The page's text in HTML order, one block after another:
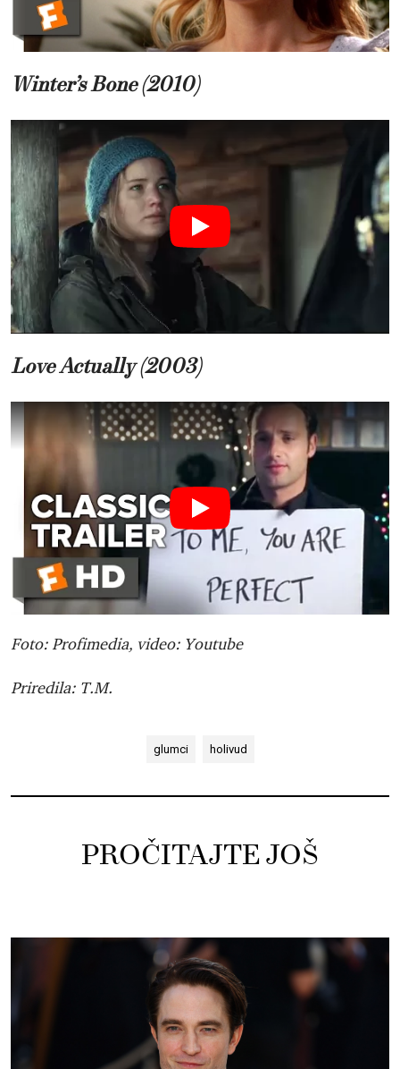
Winter’s Bone (2010)
Love Actually (2003)
Foto: Profimedia, video: Youtube
Priredila: T.M.
glumci holivud
PROČITAJTE JOŠ